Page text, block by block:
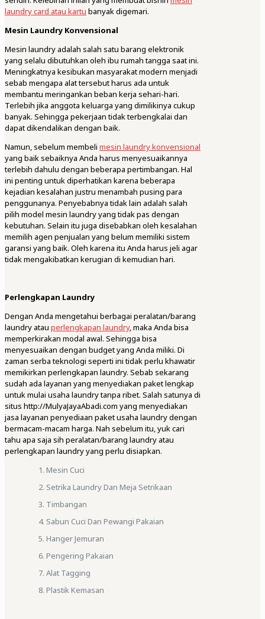
laundry card atau kartu banyak digemari.
Mesin Laundry Konvensional
Mesin laundry adalah salah satu barang elektronik
yang selalu dibutuhkan oleh ibu rumah tangga saat ini.
Meningkatnya kesibukan masyarakat modern menjadi
sebab mengapa alat tersebut harus ada untuk
membantu meringankan beban kerja sehari-hari.
Terlebih jika anggota keluarga yang dimilikinya cukup
banyak. Sehingga pekerjaan tidak terbengkalai dan
dapat dikendalikan dengan baik.
Namun, sebelum membeli mesin laundry konvensional
yang baik sebaiknya Anda harus menyesuaikannya
terlebih dahulu dengan beberapa pertimbangan. Hal
ini penting untuk diperhatikan karena beberapa
kejadian kesalahan justru menambah pusing para
penggunanya. Penyebabnya tidak lain adalah salah
pilih model mesin laundry yang tidak pas dengan
kebutuhan. Selain itu juga disebabkan oleh kesalahan
memilih agen penjualan yang belum memiliki sistem
garansi yang baik. Oleh karena itu Anda harus jeli agar
tidak mengakibatkan kerugian di kemudian hari.
Perlengkapan Laundry
Dengan Anda mengetahui berbagai peralatan/barang
laundry atau perlengkapan laundry, maka Anda bisa
memperkirakan modal awal. Sehingga bisa
menyesuaikan dengan budget yang Anda miliki. Di
zaman serba teknologi seperti ini tidak perlu khawatir
memikirkan perlengkapan laundry. Sebab sekarang
sudah ada layanan yang menyediakan paket lengkap
untuk mulai usaha laundry tanpa ribet. Salah satunya di
situs http://MulyaJayaAbadi.com yang menyediakan
jasa layanan penyediaan paket usaha laundry dengan
bermacam-macam harga. Nah sebelum itu, yuk cari
tahu apa saja sih peralatan/barang laundry atau
perlengkapan laundry yang perlu disiapkan.
Mesin Cuci
Setrika Laundry Dan Meja Setrikaan
Timbangan
Sabun Cuci Dan Pewangi Pakaian
Hanger Jemuran
Pengering Pakaian
Alat Tagging
Plastik Kemasan